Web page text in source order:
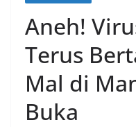
Aneh!
Terus
Mal di
Buka